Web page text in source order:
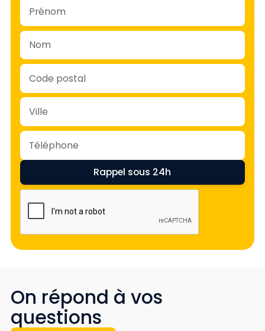
On répond à vos
questions